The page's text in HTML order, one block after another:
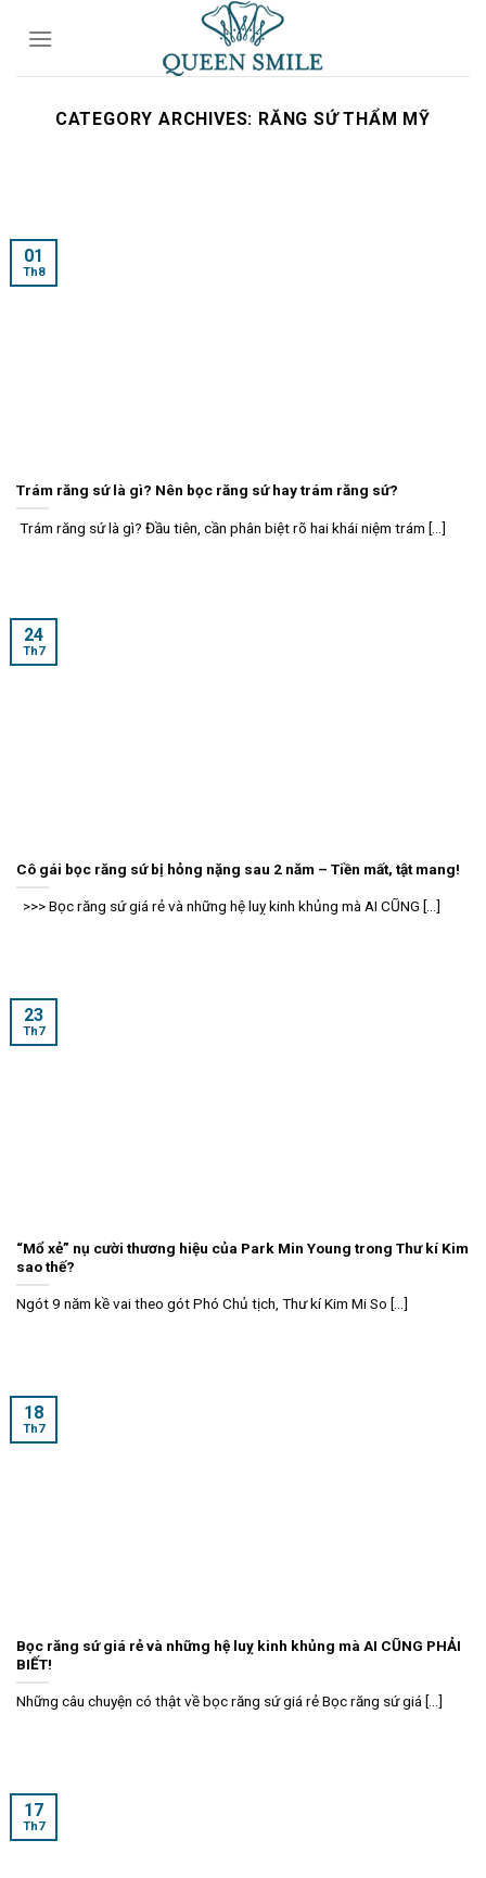
CATEGORY ARCHIVES: RĂNG SỨ THẨM MỸ
Trám răng sứ là gì? Nên bọc răng sứ hay trám răng sứ?
Trám răng sứ là gì? Đầu tiên, cần phân biệt rõ hai khái niệm trám [...]
01
Th8
Cô gái bọc răng sứ bị hỏng nặng sau 2 năm – Tiền mất, tật mang!
>>> Bọc răng sứ giá rẻ và những hệ luỵ kinh khủng mà AI CŨNG [...]
24
Th7
“Mổ xẻ” nụ cười thương hiệu của Park Min Young trong Thư kí Kim
sao thế?
Ngót 9 năm kề vai theo gót Phó Chủ tịch, Thư kí Kim Mi So [...]
23
Th7
Bọc răng sứ giá rẻ và những hệ luỵ kinh khủng mà AI CŨNG PHẢI
BIẾT!
Những câu chuyện có thật về bọc răng sứ giá rẻ Bọc răng sứ giá [...]
18
Th7
17
Th7